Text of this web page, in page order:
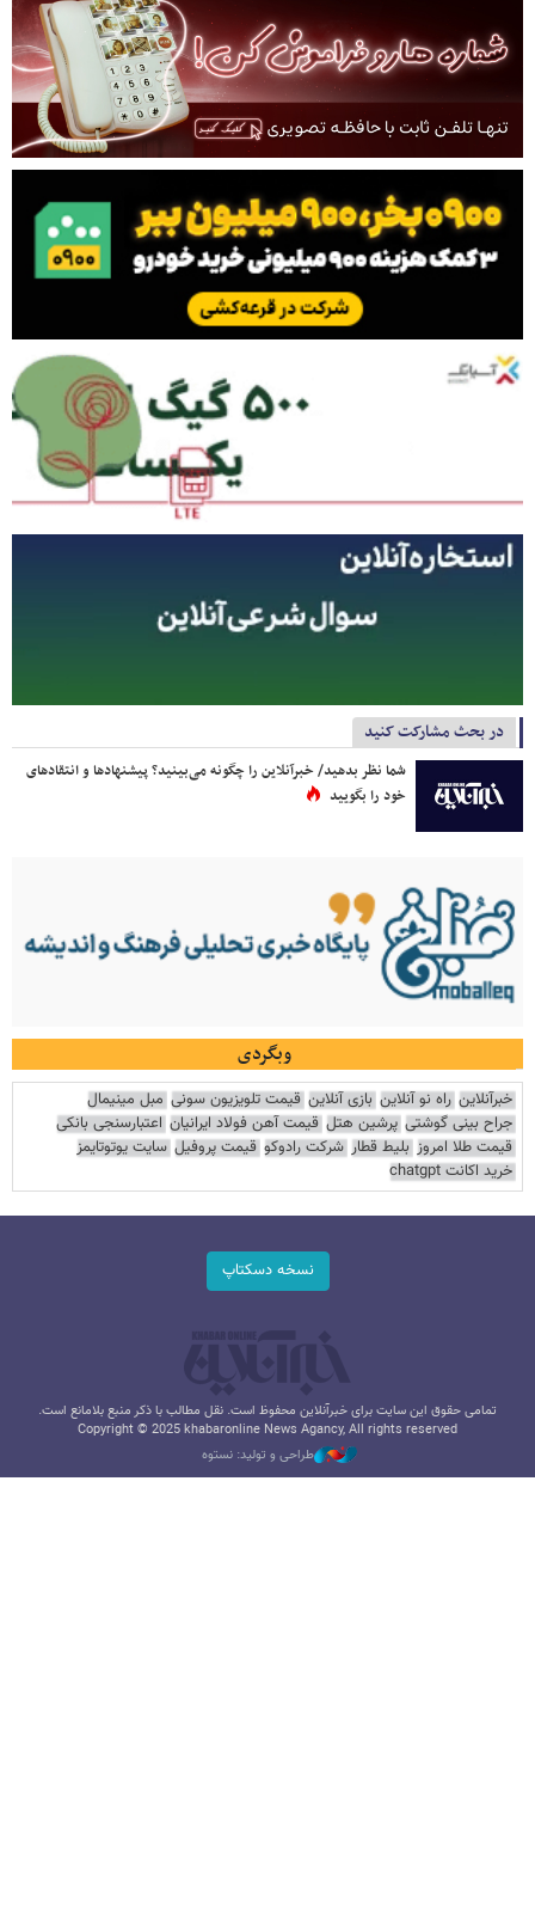
در بحث مشارکت کنید
شما نظر بدهید/ خبرآنلاین را چگونه می‌بینید؟ پیشنهادها و انتقادهای
خود را بگویید
وبگردی
خبرآنلاین راه نو آنلاین بازی آنلاین قیمت تلویزیون سونی مبل مینیمال
جراح بینی گوشتی پرشین هتل قیمت آهن فولاد ایرانیان اعتبارسنجی بانکی
قیمت طلا امروز بلیط قطار شرکت رادوکو قیمت پروفیل سایت یوتوتایمز
خرید اکانت chatgpt
نسخه دسکتاپ
تمامی حقوق این سایت برای خبرآنلاین محفوظ است. نقل مطالب با ذکر منبع بلامانع است.
Copyright © 2025 khabaronline News Agancy, All rights reserved
طراحی و تولید: نستوه